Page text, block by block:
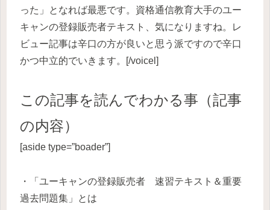
った」となれば最悪です。資格通信教育大手のユー
キャンの登録販売者テキスト、気になりますね。レ
ビュー記事は辛口の方が良いと思う派ですので辛口
かつ中立的でいきます。[/voicel]
この記事を読んでわかる事（記事
の内容）
[aside type=”boader”]
・「ユーキャンの登録販売者 速習テキスト＆重要
過去問題集」とは